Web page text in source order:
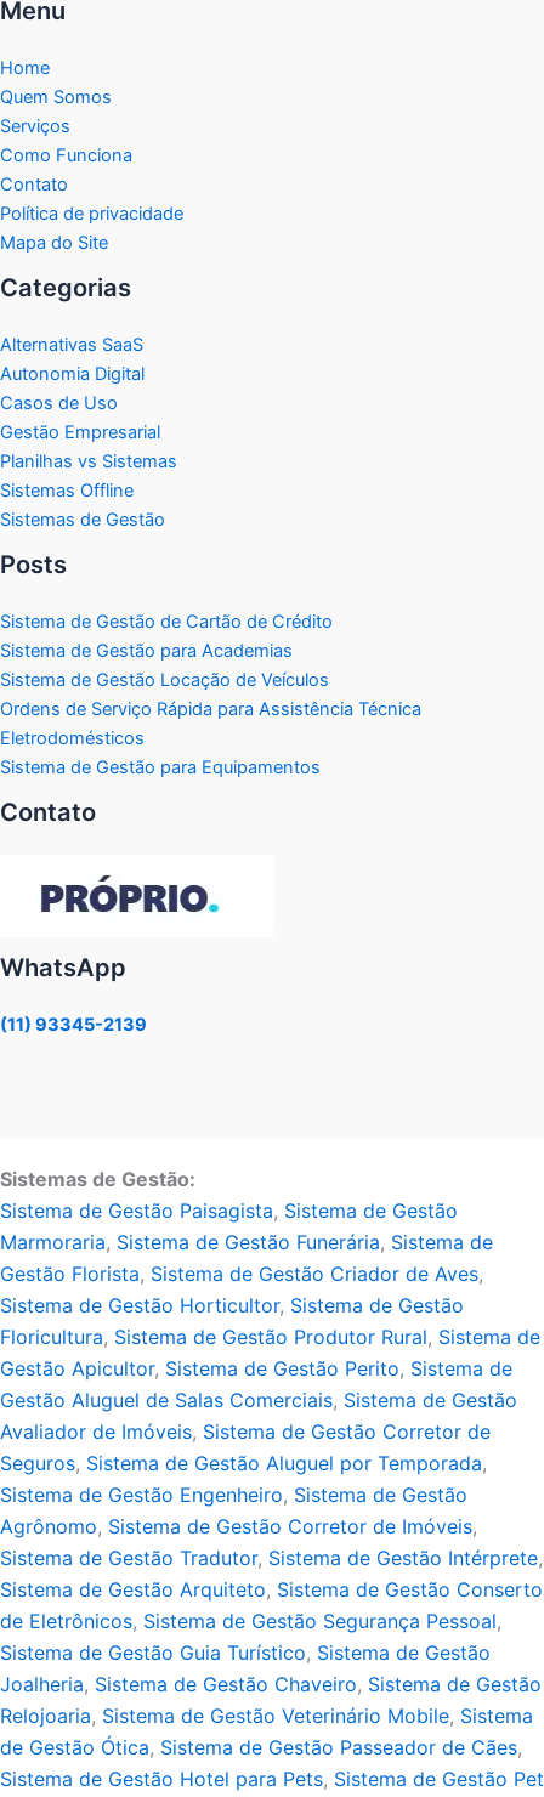
Menu
Home
Quem Somos
Serviços
Como Funciona
Contato
Política de privacidade
Mapa do Site
Categorias
Alternativas SaaS
Autonomia Digital
Casos de Uso
Gestão Empresarial
Planilhas vs Sistemas
Sistemas Offline
Sistemas de Gestão
Posts
Sistema de Gestão de Cartão de Crédito
Sistema de Gestão para Academias
Sistema de Gestão Locação de Veículos
Ordens de Serviço Rápida para Assistência Técnica
Eletrodomésticos
Sistema de Gestão para Equipamentos
Contato
WhatsApp
(11) 93345-2139
Sistemas de Gestão:
Sistema de Gestão Paisagista, Sistema de Gestão
Marmoraria, Sistema de Gestão Funerária, Sistema de
Gestão Florista, Sistema de Gestão Criador de Aves,
Sistema de Gestão Horticultor, Sistema de Gestão
Floricultura, Sistema de Gestão Produtor Rural, Sistema de
Gestão Apicultor, Sistema de Gestão Perito, Sistema de
Gestão Aluguel de Salas Comerciais, Sistema de Gestão
Avaliador de Imóveis, Sistema de Gestão Corretor de
Seguros, Sistema de Gestão Aluguel por Temporada,
Sistema de Gestão Engenheiro, Sistema de Gestão
Agrônomo, Sistema de Gestão Corretor de Imóveis,
Sistema de Gestão Tradutor, Sistema de Gestão Intérprete,
Sistema de Gestão Arquiteto, Sistema de Gestão Conserto
de Eletrônicos, Sistema de Gestão Segurança Pessoal,
Sistema de Gestão Guia Turístico, Sistema de Gestão
Joalheria, Sistema de Gestão Chaveiro, Sistema de Gestão
Relojoaria, Sistema de Gestão Veterinário Mobile, Sistema
de Gestão Ótica, Sistema de Gestão Passeador de Cães,
Sistema de Gestão Hotel para Pets, Sistema de Gestão Pet